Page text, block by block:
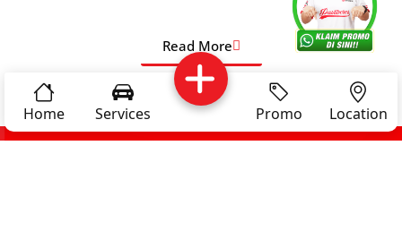
Reservasi Article
Career
Privacy
Home Services Promo Location
Read More